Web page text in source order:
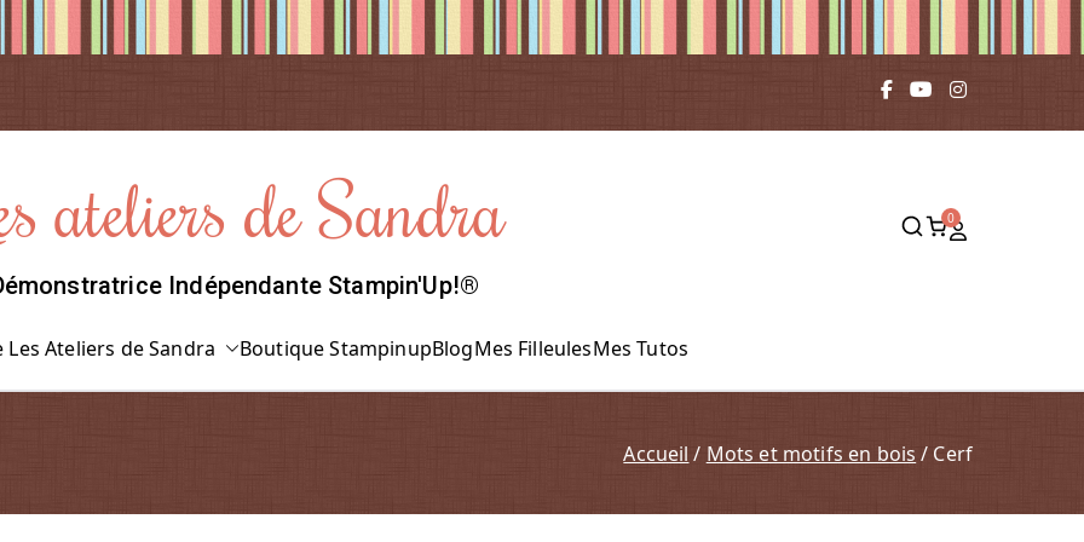
ateliers de Sandra
Indépendante Stampin'Up!®
0
Les Ateliers de Sandra Boutique StampinupBlogMes FilleulesMes Tutos
Accueil Mots et motifs en bois Cerf